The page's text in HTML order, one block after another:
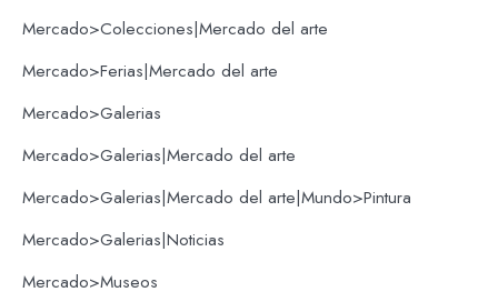
Mercado>Colecciones|Mercado del arte
Mercado>Ferias|Mercado del arte
Mercado>Galerias
Mercado>Galerias|Mercado del arte
Mercado>Galerias|Mercado del arte|Mundo>Pintura
Mercado>Galerias|Noticias
Mercado>Museos